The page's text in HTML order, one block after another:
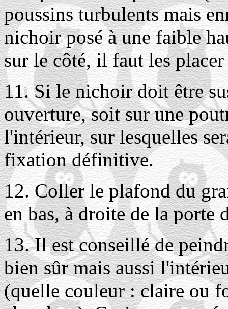
poussins turbulents mais
nichoir posé à une faible
sur le côté, il faut les
11. Si le nichoir doit être
ouverture, soit sur une
l'intérieur, sur lesquelles
fixation définitive.
12. Coller le plafond du
en bas, à droite de la porte
13. Il est conseillé de
bien sûr mais aussi
(quelle couleur : claire ou